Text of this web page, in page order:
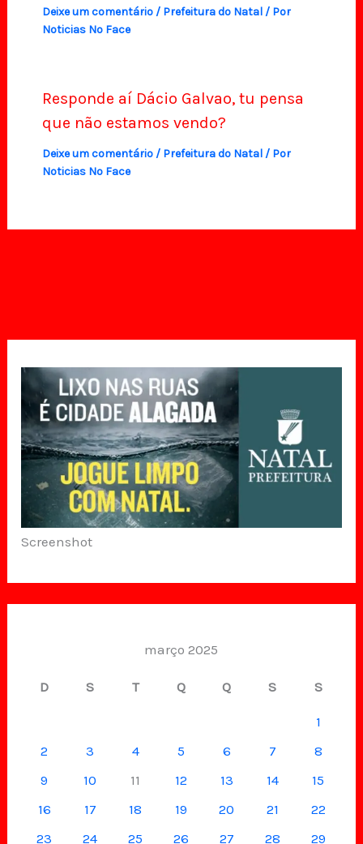
Screenshot
março 2025
D S T Q Q S S
1
2
3 4 5 6 7
8
9
10 11 12 13 14
15
16
17 18 19 20 21
22
23
24 25 26 27 28 29
Deixe um comentário / Prefeitura do Natal/ Por
Noticias No Face
Responde aí Dácio Galvao, tu pensa
que não estamos vendo?
Deixe um comentário / Prefeitura do Natal/ Por
Noticias No Face